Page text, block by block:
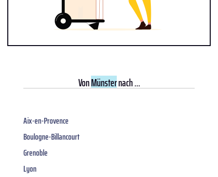
VonMünsternach ...
Aix-en-Provence
Boulogne-Billancourt
Grenoble
Lyon